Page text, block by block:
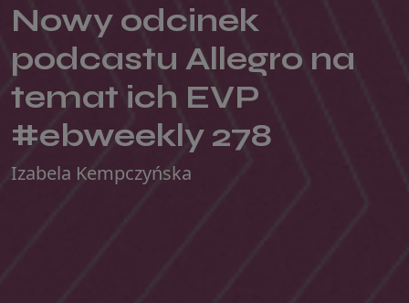
Nowy odcinek
podcastu Allegro na
temat ich EVP
#ebweekly 278
Izabela Kempczyńska